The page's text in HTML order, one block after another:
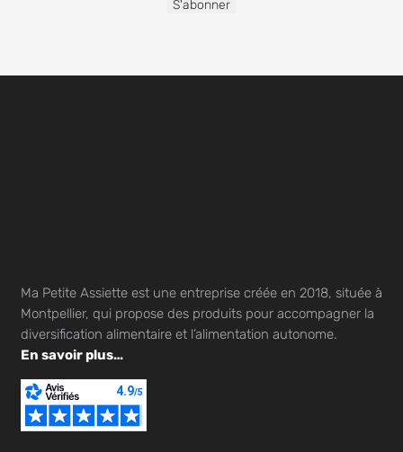
Ma Petite Assiette est une entreprise créée en 2018, située à
Montpellier, qui propose des produits pour accompagner la
diversification alimentaire et l’alimentation autonome.
En savoir plus…